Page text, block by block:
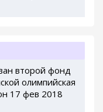
второй фонд
олимпийская
17 фев 2018